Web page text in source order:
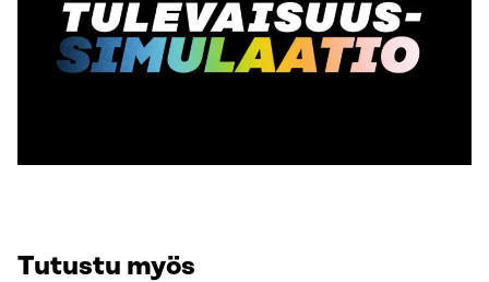
Tutustu myös